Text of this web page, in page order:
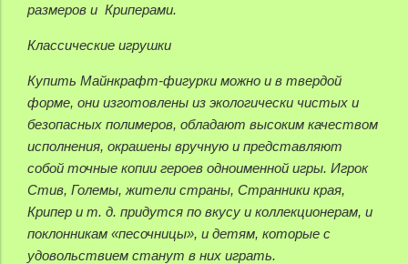
размеров и Криперами.
Классические игрушки
Купить Майнкрафт-фигурки можно и в твердой
форме, они изготовлены из экологически чистых и
безопасных полимеров, обладают высоким качеством
исполнения, окрашены вручную и представляют
собой точные копии героев одноименной игры. Игрок
Стив, Големы, жители страны, Странники края,
Крипер и т. д. придутся по вкусу и коллекционерам, и
поклонникам «песочницы», и детям, которые с
удовольствием станут в них играть.